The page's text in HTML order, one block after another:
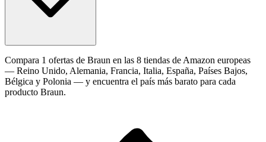
Compara 1 ofertas de Braun en las 8 tiendas de Amazon europeas
— Reino Unido, Alemania, Francia, Italia, España, Países Bajos,
Bélgica y Polonia — y encuentra el país más barato para cada
producto Braun.